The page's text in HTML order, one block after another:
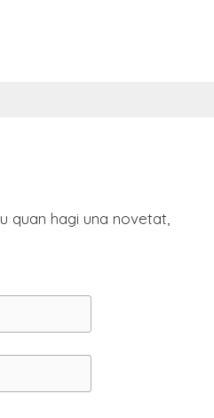
quan hagi una novetat,